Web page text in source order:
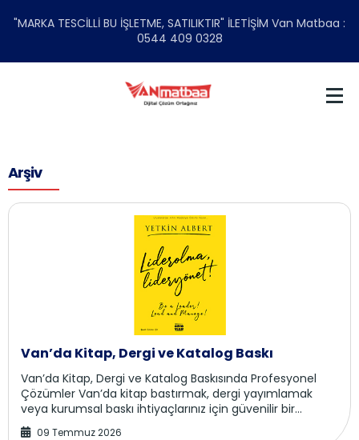
"MARKA TESCİLLİ BU İŞLETME, SATILIKTIR" İLETİŞİM Van Matbaa :
0544 409 0328
Arşiv
Van’da Kitap, Dergi ve Katalog Baskı
Van’da Kitap, Dergi ve Katalog Baskısında Profesyonel
Çözümler Van’da kitap bastırmak, dergi yayımlamak
veya kurumsal baskı ihtiyaçlarınız için güvenilir bir
matbaa mı arıyorsunuz? Van Matbaa, yazarla...
09 Temmuz 2026